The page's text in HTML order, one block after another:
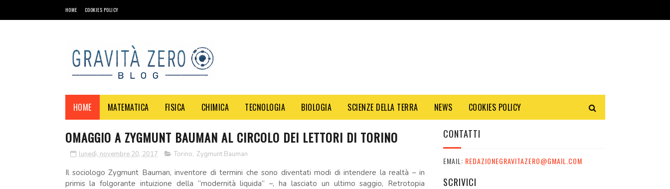
HOME COOKIES POLICY
HOME MATEMATICA FISICA CHIMICA TECNOLOGIA BIOLOGIA SCIENZE DELLA TERRA NEWS COOKIES POLICY
OMAGGIO A ZYGMUNT BAUMAN AL CIRCOLO DEI LETTORI DI TORINO
lunedì, novembre 20, 2017 Torino, Zygmunt Bauman
Il sociologo Zygmunt Bauman, inventore di termini che sono diventati modi di intendere la realtà – in
primis la folgorante intuizione della “modernità liquida” –, ha lasciato un ultimo saggio, Retrotopia
CONTATTI
EMAIL: REDAZIONEGRAVITAZERO@GMAIL.COM
SCRIVICI